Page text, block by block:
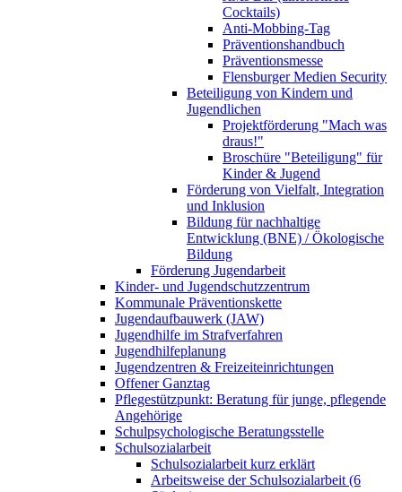
Cocktails)
Anti-Mobbing-Tag
Präventionshandbuch
Präventionsmesse
Flensburger Medien Security
Beteiligung von Kindern und
Jugendlichen
Projektförderung "Mach was
draus!"
Broschüre "Beteiligung" für
Kinder & Jugend
Förderung von Vielfalt, Integration
und Inklusion
Bildung für nachhaltige
Entwicklung (BNE) / Ökologische
Bildung
Förderung Jugendarbeit
Kinder- und Jugendschutzzentrum
Kommunale Präventionskette
Jugendaufbauwerk (JAW)
Jugendhilfe im Strafverfahren
Jugendhilfeplanung
Jugendzentren & Freizeiteinrichtungen
Offener Ganztag
Pflegestützpunkt: Beratung für junge, pflegende
Angehörige
Schulpsychologische Beratungsstelle
Schulsozialarbeit
Schulsozialarbeit kurz erklärt
Arbeitsweise der Schulsozialarbeit (6